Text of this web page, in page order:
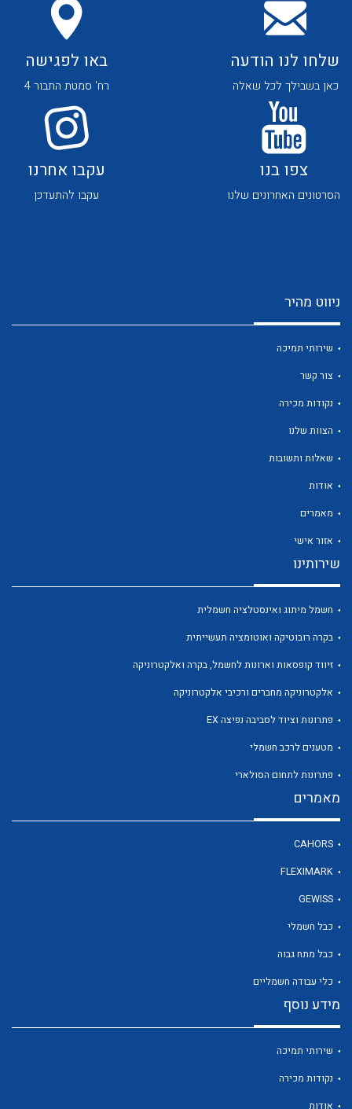
לכל מוצרי היצרן לכל מוצרי היצרן
לכל מוצרי היצרן לכל מוצרי היצרן
לכל מוצרי היצרן
לכל מוצרי היצרן
שלחו לנו הודעה
כאן בשבילך לכל שאלה
באו לפגישה
רח' סמטת התבור 4
צפו בנו
הסרטונים האחרונים שלנו
עקבו אחרנו
עקבו להתעדכן
ניווט מהיר
שירותי תמיכה
צור קשר
נקודות מכירה
הצוות שלנו
שאלות ותשובות
אודות
מאמרים
אזור אישי
שירותינו
חשמל מיתוג ואינסטלציה חשמלית
בקרה רובוטיקה ואוטומציה תעשייתית
זיווד קופסאות וארונות לחשמל, בקרה ואלקטרוניקה
אלקטרוניקה מחברים ורכיבי אלקטרוניקה
פתרונות וציוד לסביבה נפיצה EX
מטענים לרכב חשמלי
פתרונות לתחום הסולארי
מאמרים
CAHORS
FLEXIMARK
GEWISS
כבל חשמלי
כבל מתח גבוה
כלי עבודה חשמליים
מידע נוסף
שירותי תמיכה
נקודות מכירה
אודות